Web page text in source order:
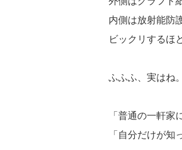
内側は放射能防
ビックリするほ
ふふふ、実はね
「普通の一軒
「自分だけが知